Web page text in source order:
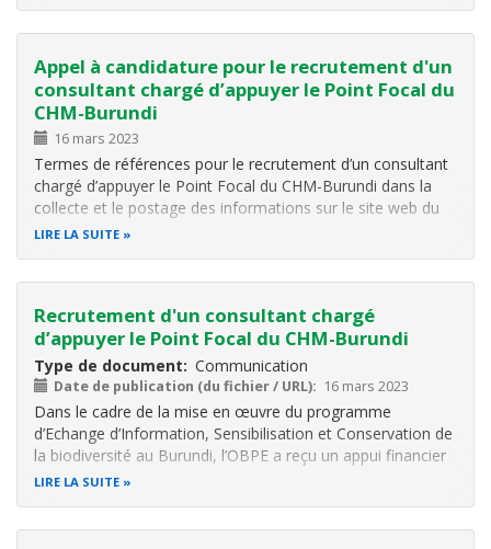
Appel à candidature pour le recrutement d'un
consultant chargé d’appuyer le Point Focal du
CHM-Burundi
16 mars 2023
Termes de références pour le recrutement d’un consultant
chargé d’appuyer le Point Focal du CHM-Burundi dans la
collecte et le postage des informations sur le site web du
CHM. I. Contexte Le Centre d'échange d'information (CHM)
LIRE LA SUITE
Recrutement d'un consultant chargé
d’appuyer le Point Focal du CHM-Burundi
Type de document Communication
Date de publication (du fichier / URL) 16 mars 2023
Dans le cadre de la mise en œuvre du programme
d’Echange d’Information, Sensibilisation et Conservation de
la biodiversité au Burundi, l’OBPE a reçu un appui financier
de l’IRSNB pour son renforcement institutionnel. C'est dans
LIRE LA SUITE